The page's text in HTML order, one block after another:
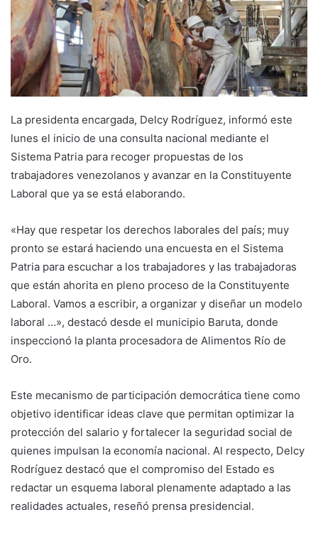
La presidenta encargada, Delcy Rodríguez, informó este
lunes el inicio de una consulta nacional mediante el
Sistema Patria para recoger propuestas de los
trabajadores venezolanos y avanzar en la Constituyente
Laboral que ya se está elaborando.
«Hay que respetar los derechos laborales del país; muy
pronto se estará haciendo una encuesta en el Sistema
Patria para escuchar a los trabajadores y las trabajadoras
que están ahorita en pleno proceso de la Constituyente
Laboral. Vamos a escribir, a organizar y diseñar un modelo
laboral …», destacó desde el municipio Baruta, donde
inspeccionó la planta procesadora de Alimentos Río de
Oro.
Este mecanismo de participación democrática tiene como
objetivo identificar ideas clave que permitan optimizar la
protección del salario y fortalecer la seguridad social de
quienes impulsan la economía nacional. Al respecto, Delcy
Rodríguez destacó que el compromiso del Estado es
redactar un esquema laboral plenamente adaptado a las
realidades actuales, reseñó prensa presidencial.